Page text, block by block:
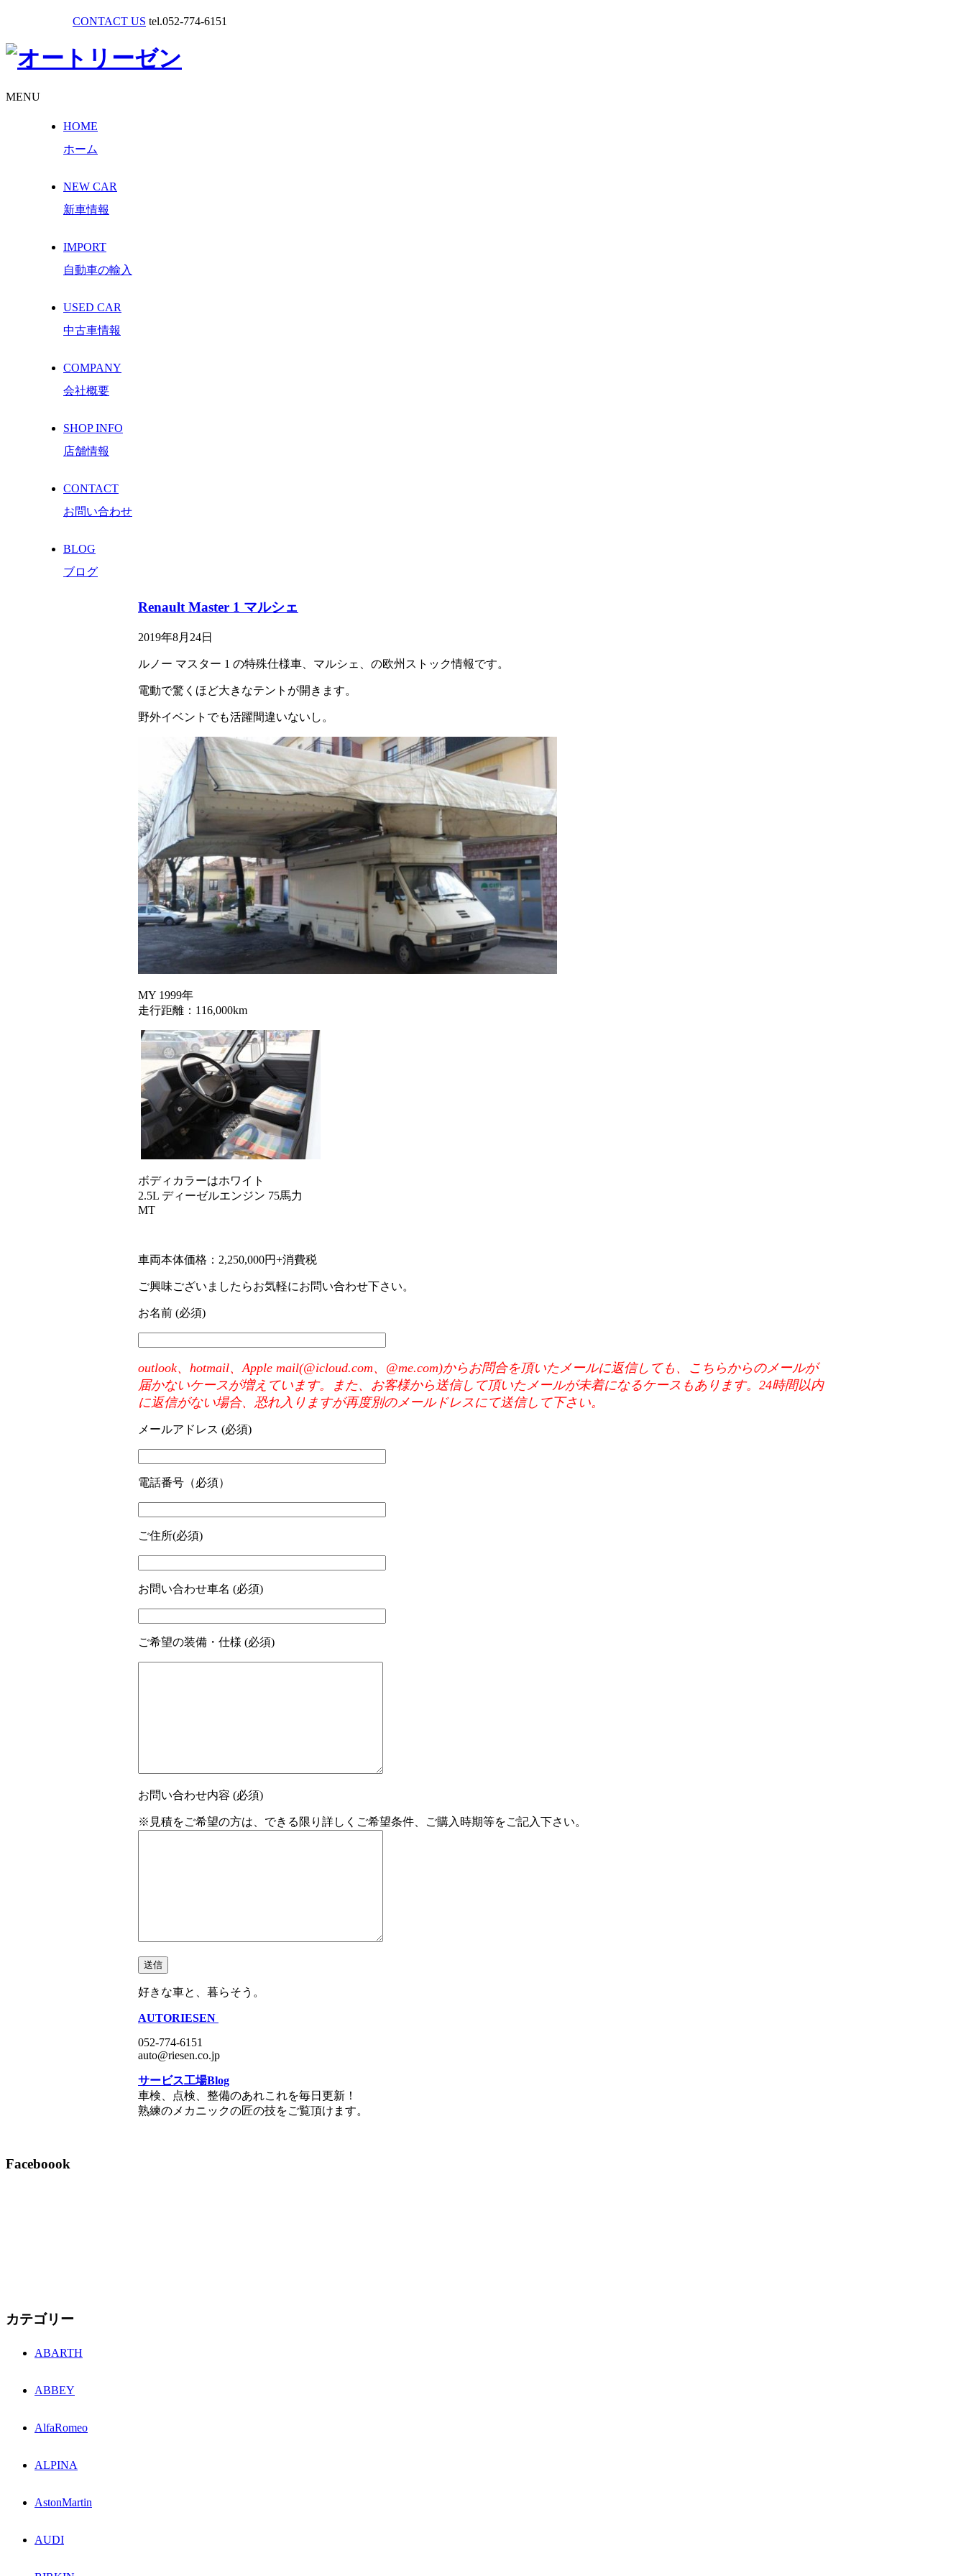
CONTACT US tel.052-774-6151
MENU
HOME
ホーム
NEW CAR
新車情報
IMPORT
自動車の輸入
USED CAR
中古車情報
COMPANY
会社概要
SHOP INFO
店舗情報
CONTACT
お問い合わせ
BLOG
ブログ
Renault Master 1 マルシェ
2019年8月24日
ルノー マスター 1 の特殊仕様車、マルシェ、の欧州ストック情報です。
電動で驚くほど大きなテントが開きます。
野外イベントでも活躍間違いないし。
MY 1999年
走行距離：116,000km
ボディカラーはホワイト
2.5L ディーゼルエンジン 75馬力
MT
車両本体価格：2,250,000円+消費税
ご興味ございましたらお気軽にお問い合わせ下さい。
お名前 (必須)
outlook、hotmail、Apple mail(@icloud.com、@me.com)からお問合を頂いたメールに返信しても、こちらからのメールが
届かないケースが増えています。また、お客様から送信して頂いたメールが未着になるケースもあります。24時間以内
に返信がない場合、恐れ入りますが再度別のメールドレスにて送信して下さい。
メールアドレス (必須)
電話番号（必須）
ご住所(必須)
お問い合わせ車名 (必須)
ご希望の装備・仕様 (必須)
お問い合わせ内容 (必須)
※見積をご希望の方は、できる限り詳しくご希望条件、ご購入時期等をご記入下さい。
好きな車と、暮らそう。
AUTORIESEN
052-774-6151
auto@riesen.co.jp
サービス工場Blog
車検、点検、整備のあれこれを毎日更新！
熟練のメカニックの匠の技をご覧頂けます。
Faceboook
カテゴリー
ABARTH
ABBEY
AlfaRomeo
ALPINA
AstonMartin
AUDI